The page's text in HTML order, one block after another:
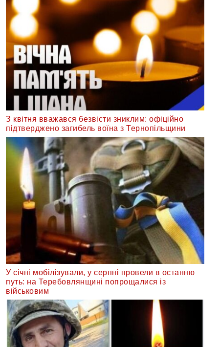
З квітня вважався безвісти зниклим: офіційно
підтверджено загибель воїна з Тернопільщини
У січні мобілізували, у серпні провели в останню
путь: на Теребовлянщині попрощалися із
військовим